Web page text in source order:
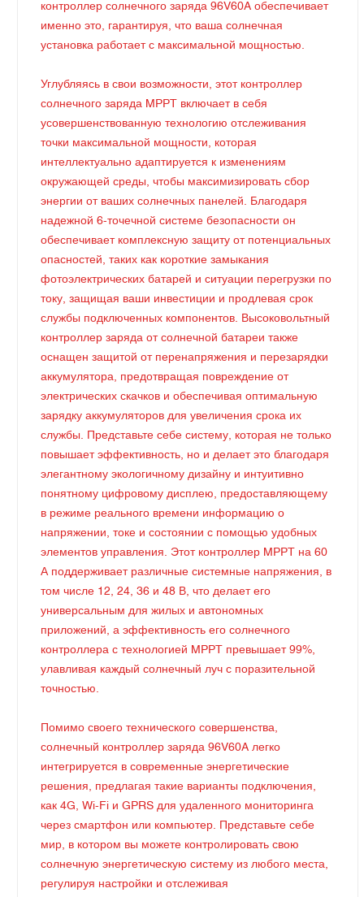
контроллер солнечного заряда 96V60A обеспечивает
именно это, гарантируя, что ваша солнечная
установка работает с максимальной мощностью.
Углубляясь в свои возможности, этот контроллер
солнечного заряда MPPT включает в себя
усовершенствованную технологию отслеживания
точки максимальной мощности, которая
интеллектуально адаптируется к изменениям
окружающей среды, чтобы максимизировать сбор
энергии от ваших солнечных панелей. Благодаря
надежной 6-точечной системе безопасности он
обеспечивает комплексную защиту от потенциальных
опасностей, таких как короткие замыкания
фотоэлектрических батарей и ситуации перегрузки по
току, защищая ваши инвестиции и продлевая срок
службы подключенных компонентов. Высоковольтный
контроллер заряда от солнечной батареи также
оснащен защитой от перенапряжения и перезарядки
аккумулятора, предотвращая повреждение от
электрических скачков и обеспечивая оптимальную
зарядку аккумуляторов для увеличения срока их
службы. Представьте себе систему, которая не только
повышает эффективность, но и делает это благодаря
элегантному экологичному дизайну и интуитивно
понятному цифровому дисплею, предоставляющему
в режиме реального времени информацию о
напряжении, токе и состоянии с помощью удобных
элементов управления. Этот контроллер MPPT на 60
А поддерживает различные системные напряжения, в
том числе 12, 24, 36 и 48 В, что делает его
универсальным для жилых и автономных
приложений, а эффективность его солнечного
контроллера с технологией MPPT превышает 99%,
улавливая каждый солнечный луч с поразительной
точностью.
Помимо своего технического совершенства,
солнечный контроллер заряда 96V60A легко
интегрируется в современные энергетические
решения, предлагая такие варианты подключения,
как 4G, Wi-Fi и GPRS для удаленного мониторинга
через смартфон или компьютер. Представьте себе
мир, в котором вы можете контролировать свою
солнечную энергетическую систему из любого места,
регулируя настройки и отслеживая